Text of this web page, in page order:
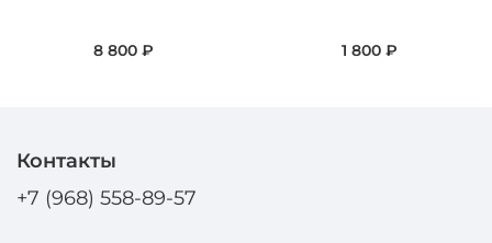
8 800 ₽ 1 800 ₽
Контакты
+7 (968) 558-89-57